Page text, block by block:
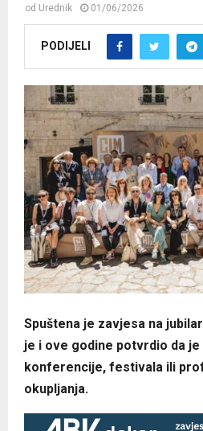
od Urednik 01/06/2026
PODIJELI
Spuštena je zavjesa na
je i ove godine potvrdio da
konferencije, festivala ili
okupljanja.